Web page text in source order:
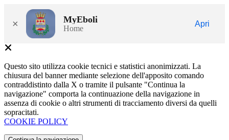
× MyEboli
Home
Apri
Questo sito utilizza cookie tecnici e statistici anonimizzati. La
chiusura del banner mediante selezione dell'apposito comando
contraddistinto dalla X o tramite il pulsante "Continua la
navigazione" comporta la continuazione della navigazione in
assenza di cookie o altri strumenti di tracciamento diversi da quelli
sopracitati.
COOKIE POLICY